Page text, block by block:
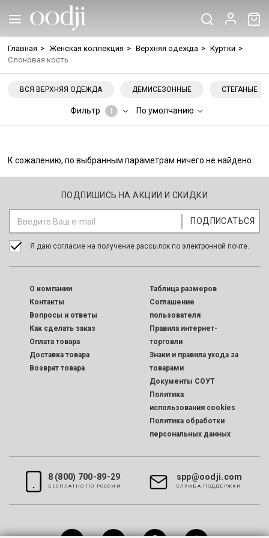
Главная > Женская коллекция > Верхняя одежда > Куртки >
Слоновая кость
ВСЯ ВЕРХНЯЯ ОДЕЖДА ДЕМИСЕЗОННЫЕ СТЕГАНЫЕ
Фильтр 1 По умолчанию
К сожалению, по выбранным параметрам ничего не найдено.
ПОДПИШИСЬ НА АКЦИИ И СКИДКИ
Я даю согласие на получение рассылок по электронной почте.
O компании
Контакты
Вопросы и ответы
Как сделать заказ
Оплата товара
Доставка товара
Возврат товара
Таблица размеров
Соглашение
пользователя
Правила интернет-
торговли
Знаки и правила ухода за
товарами
Документы СОУТ
Политика
использования cookies
Политика обработки
персональных данных
8 (800) 700-89-29
БЕСПЛАТНО ПО РОССИИ
spp@oodji.com
CЛУЖБА ПОДДЕРЖКИ